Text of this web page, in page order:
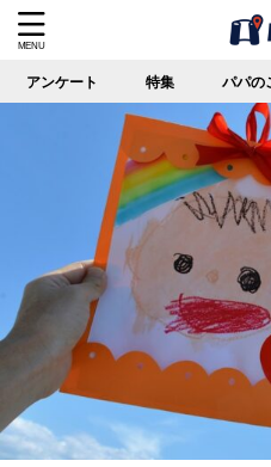
アンケート 特集 パパの